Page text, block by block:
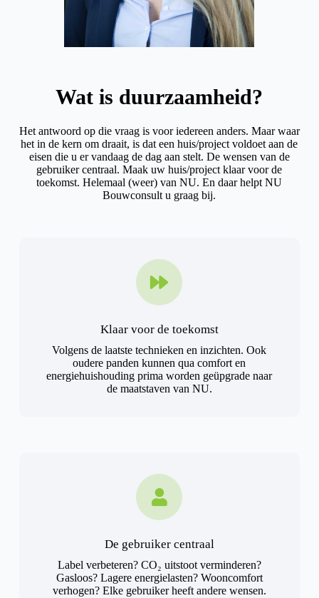
Wat is duurzaamheid?
Het antwoord op die vraag is voor iedereen anders. Maar waar
het in de kern om draait, is dat een huis/project voldoet aan de
eisen die u er vandaag de dag aan stelt. De wensen van de
gebruiker centraal. Maak uw huis/project klaar voor de
toekomst. Helemaal (weer) van NU. En daar helpt NU
Bouwconsult u graag bij.
Klaar voor de toekomst
Volgens de laatste technieken en inzichten. Ook
oudere panden kunnen qua comfort en
energiehuishouding prima worden geüpgrade naar
de maatstaven van NU.
De gebruiker centraal
Label verbeteren? CO₂ uitstoot verminderen?
Gasloos? Lagere energielasten? Wooncomfort
verhogen? Elke gebruiker heeft andere wensen.